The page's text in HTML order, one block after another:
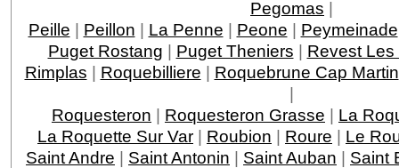
Pegomas |
Peille | Peillon | La Penne | Peone | Peymeinade
Puget Rostang | Puget Theniers | Revest
Rimplas | Roquebilliere | Roquebrune Cap Martin
|
Roquesteron | Roquesteron Grasse | La
La Roquette Sur Var | Roubion | Roure | Le
Saint Andre | Saint Antonin | Saint Auban | Saint